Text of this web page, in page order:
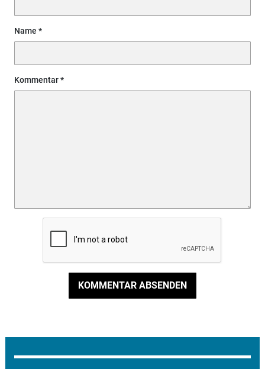
Name
Kommentar
KOMMENTAR ABSENDEN